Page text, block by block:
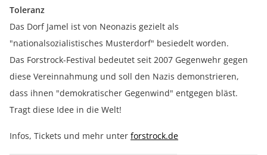
Toleranz
Das Dorf Jamel ist von Neonazis gezielt als
"nationalsozialistisches Musterdorf" besiedelt worden.
Das Forstrock-Festival bedeutet seit 2007 Gegenwehr gegen
diese Vereinnahmung und soll den Nazis demonstrieren,
dass ihnen "demokratischer Gegenwind" entgegen bläst.
Tragt diese Idee in die Welt!
Infos, Tickets und mehr unter forstrock.de